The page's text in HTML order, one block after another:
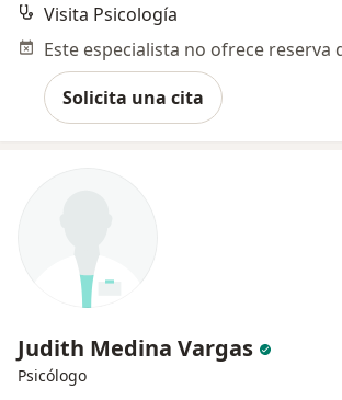
Visita Psicología
Solicita una cita
Judith Medina Vargas
Psicólogo